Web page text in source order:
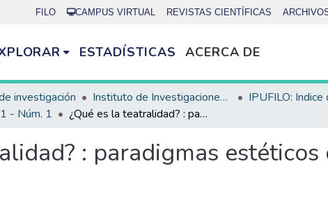
FILO CAMPUS VIRTUAL REVISTAS CIENTÍFICAS
ESTADÍSTICAS ACERCA DE
investigación Instituto de Investigaciones Bibliotecológicas (INIBI)
- Núm. 1 ¿Qué es la teatralidad? : paradigmas estéticos de la Modernidad
: paradigmas estéticos